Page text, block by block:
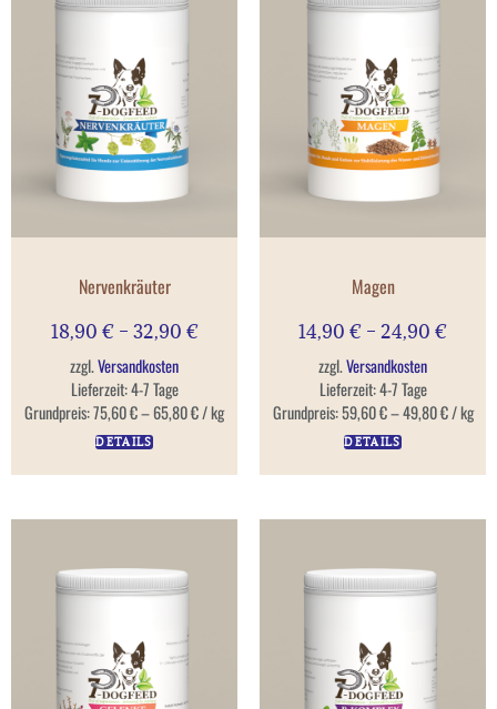
Nervenkräuter
18,90 €– 32,90 €
zzgl.Versandkosten
Lieferzeit:4-7 Tage
Grundpreis:75,60€–65,80€/kg
DETAILS
Magen
14,90 € – 24,90 €
zzgl.Versandkosten
Lieferzeit:4-7 Tage
Grundpreis:59,60€–49,80€/kg
DETAILS